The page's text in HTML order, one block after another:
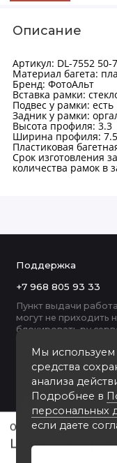
5000 руб
Описание
Артикул: DL-7552 50-
Материал багета:
Бренд: ФотоАльт
Вставка рамки:
Подвес у рамки: есть
Задник у рамки:
Высота профиля: 3.3
Ширина профиля: 7.5
Пластиковая
Срок изготовления
количества рамок в
Мы
средства
анализа
Подробнее в
персональных
если даете
Поддержка
+7 968 805 93 33
Пункт выдачи
могут не приходить
блокировать ру